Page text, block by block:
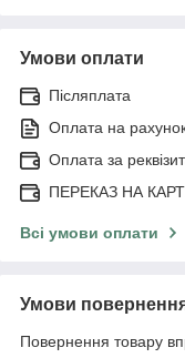
Умови оплати
Післяплата
Оплата на
Оплата за
ПЕРЕКАЗ НА
Всі умови оплати
Умови
Повернення товару